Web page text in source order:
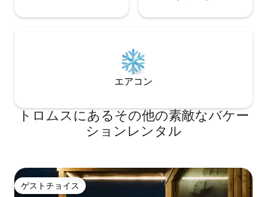
エアコン
トロムスにあるその他の素敵なバケー
ションレンタル
ゲストチョイス
ゲストチョイス